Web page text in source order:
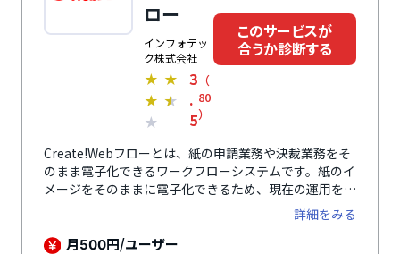
ロー
インフォテッ
ク株式会社
★ ★
★ ★
★
3
.
5
（
80
）
このサービスが
合うか診断する
Create!Webフローとは、紙の申請業務や決裁業務をそ
のまま電子化できるワークフローシステムです。紙のイ
メージをそのままに電子化できるため、現在の運用を変
えずにペーパーレス化が可能です。案件の進捗状況をリ
アルタイムで確認でき、紙の申請運用にありがちな業務
の停滞を防げます。申請・承認フォームはもちろん、シ
詳細をみる
月500円/ユーザー